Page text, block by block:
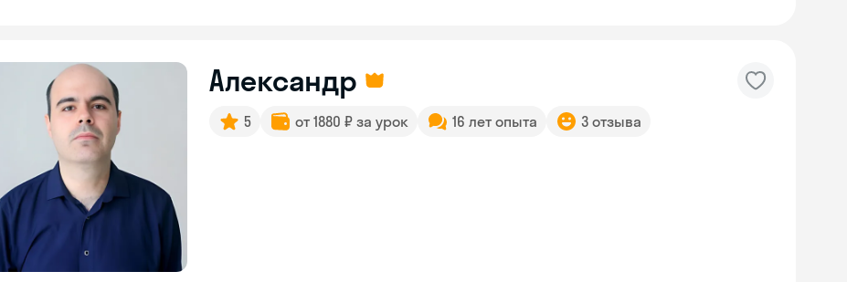
Александр
5 от 1880 ₽ за урок 16 лет опыта 3 отзыва